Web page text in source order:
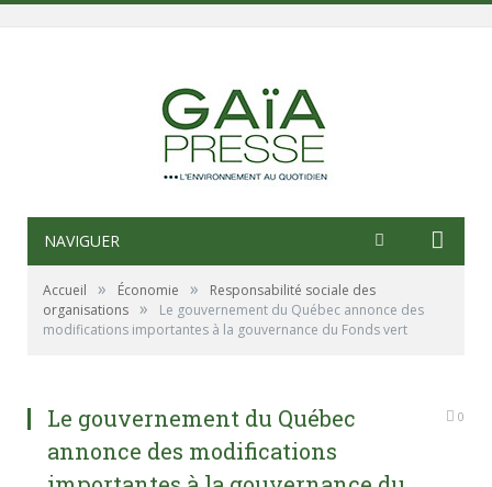
NAVIGUER
Accueil » Économie »
Responsabilité sociale des
organisations »
Le gouvernement du Québec annonce des
modifications importantes à la gouvernance du Fonds vert
Le gouvernement du Québec
annonce des modifications
0